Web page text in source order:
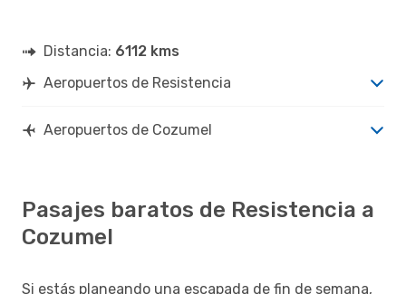
Distancia: 6112 kms
Aeropuertos de Resistencia
Aeropuertos de Cozumel
Pasajes baratos de Resistencia a
Cozumel
Si estás planeando una escapada de fin de semana,